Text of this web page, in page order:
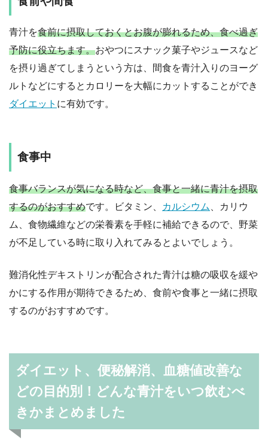
青汁を食前に摂取しておくとお腹が膨れるため、食べ過ぎ
予防に役立ちます。おやつにスナック菓子やジュースなど
を摂り過ぎてしまうという方は、間食を青汁入りのヨーグ
ルトなどにするとカロリーを大幅にカットすることができ
ダイエット に有効です。
食事中
食事バランスが気になる時など、食事と一緒に青汁を摂取
するのがおすすめです。ビタミン、 カルシウム
、カリウ
ム、食物繊維などの栄養素を手軽に補給できるので、野菜
が不足している時に取り入れてみるとよいでしょう。
難消化性デキストリンが配合された青汁は糖の吸収を緩や
かにする作用が期待できるため、食前や食事と一緒に摂取
するのがおすすめです。
ダイエット、便秘解消、血糖値改善な
どの目的別！どんな青汁をいつ飲むべ
きかまとめました